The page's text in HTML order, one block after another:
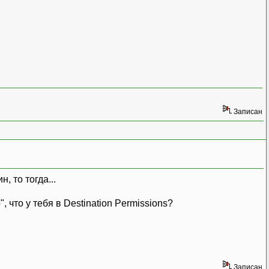
Записан
то тогда...
что у тебя в Destination Permissions?
Записан